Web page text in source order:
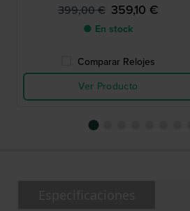
399,00 € 359,10 €
● En stock
Comparar Relojes
Ver Producto